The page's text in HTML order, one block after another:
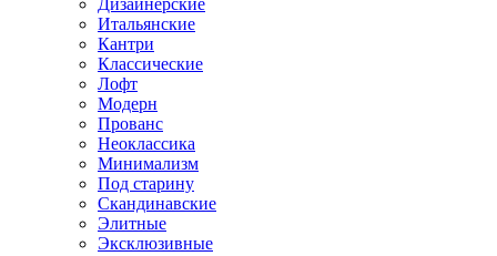
Дизайнерские
Итальянские
Кантри
Классические
Лофт
Модерн
Прованс
Неоклассика
Минимализм
Под старину
Скандинавские
Элитные
Эксклюзивные